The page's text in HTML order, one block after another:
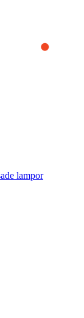
best experience
you accept
is used and
to find out how
lampor